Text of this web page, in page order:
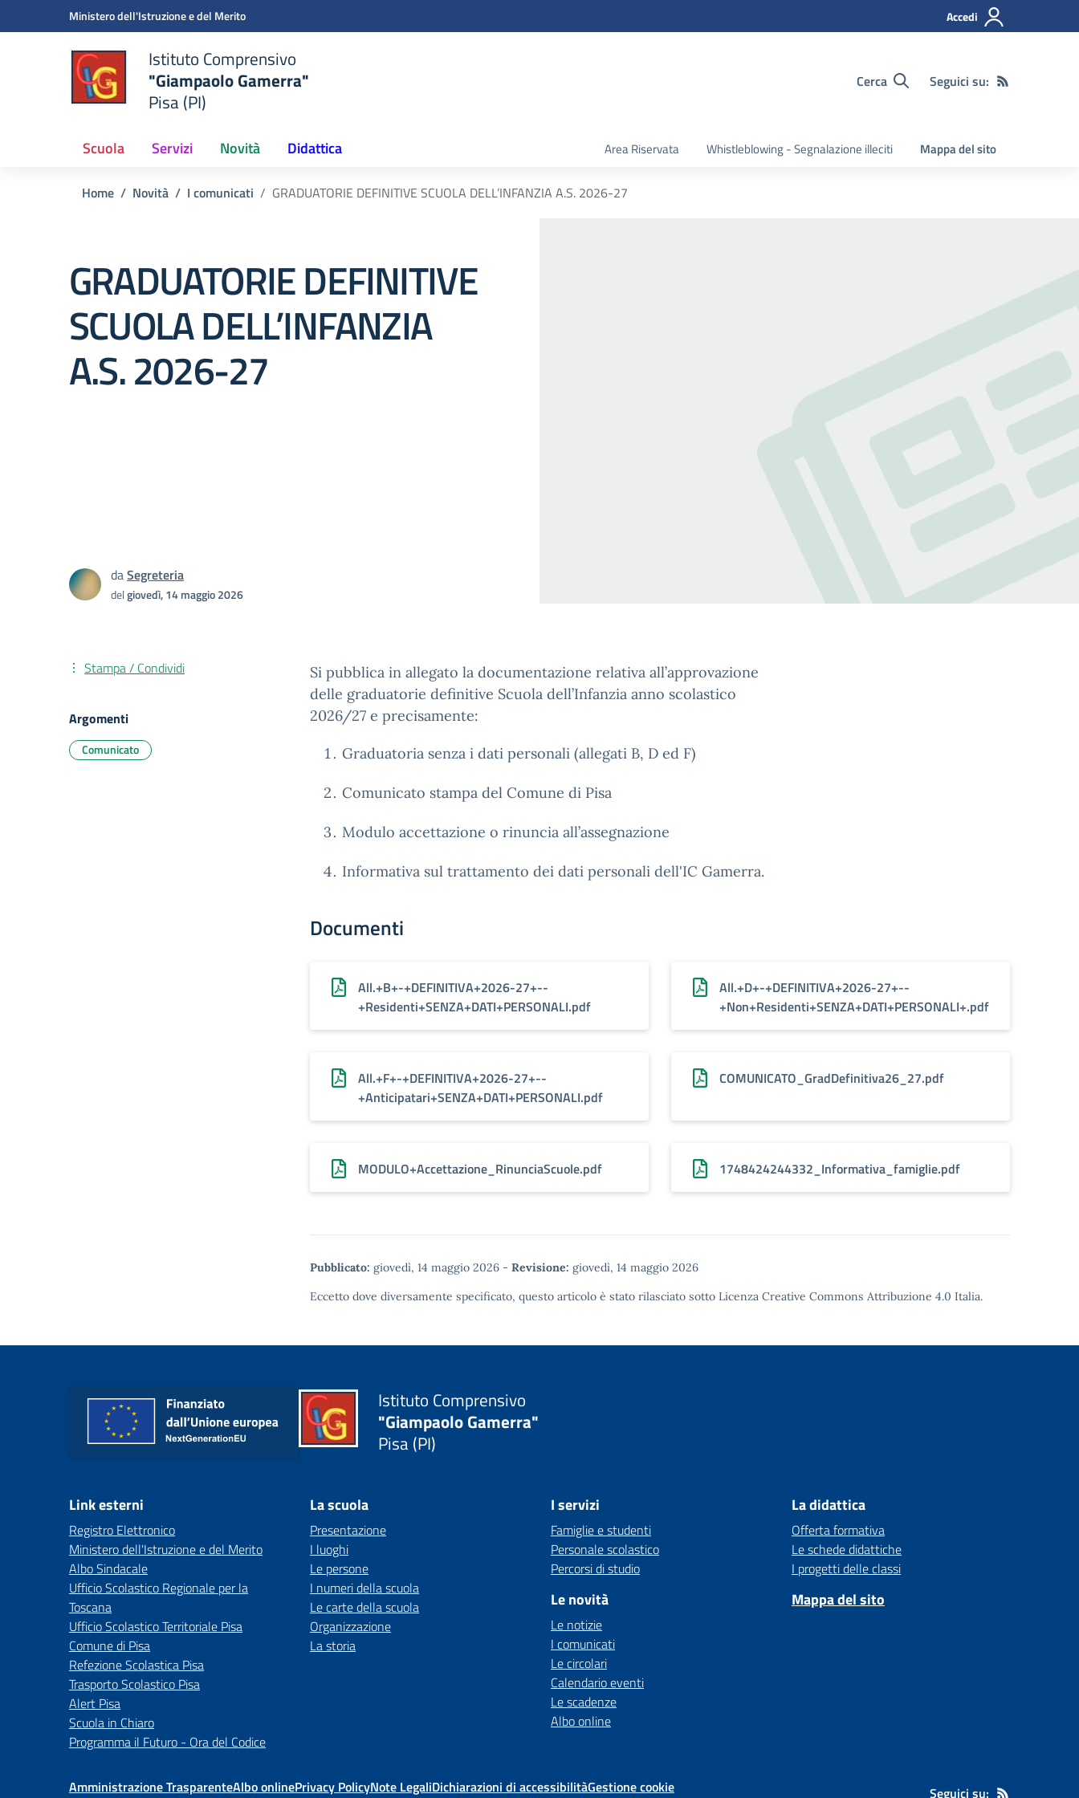
Vai ai contenuti
Vai al menu di navigazioneMinistero dell'Istruzione e del Merito Accedi
Istituto Comprensivo
"Giampaolo Gamerra"
Pisa (PI)
Cerca Seguici su:
Scuola Servizi Novità Didattica Area Riservata Whistleblowing - Segnalazione illeciti Mappa del sito
Home Novità I comunicati GRADUATORIE DEFINITIVE SCUOLA DELL’INFANZIA A.S. 2026-27
GRADUATORIE DEFINITIVE
SCUOLA DELL’INFANZIA
A.S. 2026-27
daSegreteria
delgiovedì, 14 maggio 2026
Si pubblica in allegato la documentazione relativa all’approvazione
delle graduatorie definitive Scuola dell’Infanzia anno scolastico
2026/27 e precisamente:
Graduatoria senza i dati personali (allegati B, D ed F)
Comunicato stampa del Comune di Pisa
Modulo accettazione o rinuncia all’assegnazione
Informativa sul trattamento dei dati personali dell'IC Gamerra.
Documenti
All.+B+-+DEFINITIVA+2026-27+--
+Residenti+SENZA+DATI+PERSONALI.pdf
All.+D+-+DEFINITIVA+2026-27+--
+Non+Residenti+SENZA+DATI+PERSONALI+.pdf
All.+F+-+DEFINITIVA+2026-27+--
+Anticipatari+SENZA+DATI+PERSONALI.pdf
COMUNICATO_GradDefinitiva26_27.pdf
MODULO+Accettazione_RinunciaScuole.pdf 1748424244332_Informativa_famiglie.pdf
Pubblicato: giovedì, 14 maggio 2026 - Revisione: giovedì, 14 maggio 2026
Eccetto dove diversamente specificato, questo articolo è stato rilasciato sotto Licenza Creative Commons Attribuzione 4.0 Italia.
Stampa / Condividi
Argomenti
Comunicato
Istituto Comprensivo
"Giampaolo Gamerra"
Pisa (PI)
Link esterni
Registro Elettronico
Ministero dell'Istruzione e del Merito
Albo Sindacale
Ufficio Scolastico Regionale per la
Toscana
Ufficio Scolastico Territoriale Pisa
Comune di Pisa
Refezione Scolastica Pisa
Trasporto Scolastico Pisa
Alert Pisa
Scuola in Chiaro
Programma il Futuro - Ora del Codice
La scuola
Presentazione
I luoghi
Le persone
I numeri della scuola
Le carte della scuola
Organizzazione
La storia
I servizi
Famiglie e studenti
Personale scolastico
Percorsi di studio
Le novità
Le notizie
I comunicati
Le circolari
Calendario eventi
Le scadenze
Albo online
La didattica
Offerta formativa
Le schede didattiche
I progetti delle classi
Mappa del sito
Amministrazione TrasparenteAlbo onlinePrivacy PolicyNote LegaliDichiarazioni di accessibilitàGestione cookie Seguici su: